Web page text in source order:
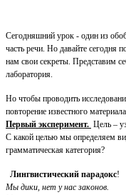
Сегодняшний урок - один из
часть речи. Но давайте сегодня
нам свои секреты. Представим
лаборатория.
Но чтобы проводить
повторение известного
Первый эксперимент. Цель –
С какой целью мы определяем
грамматическая категория?
Лингвистический парадокс!
Мы дики, нет у нас законов.